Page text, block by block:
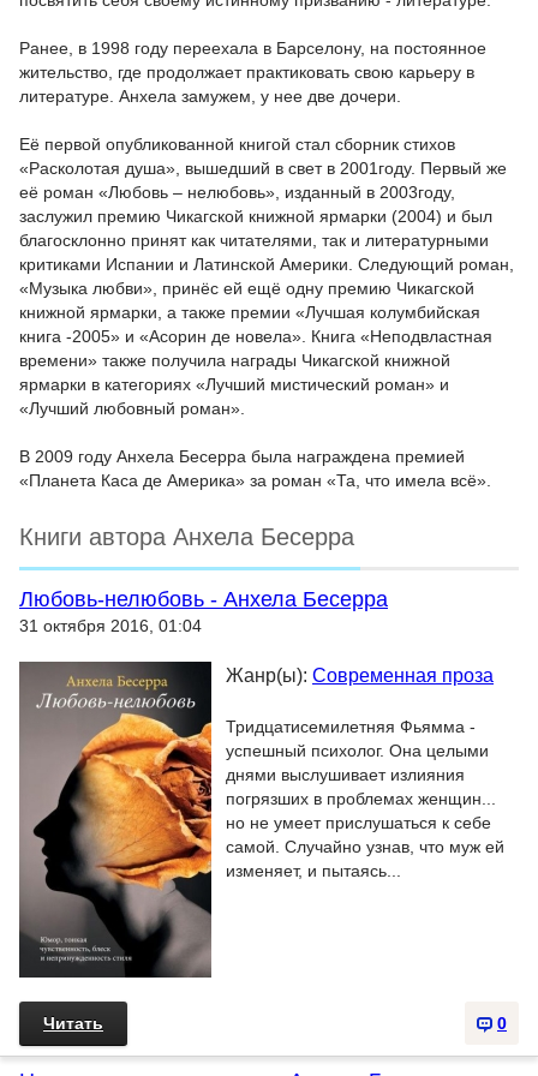
Ранее, в 1998 году переехала в Барселону, на постоянное
жительство, где продолжает практиковать свою карьеру в
литературе. Анхела замужем, у нее две дочери.
Её первой опубликованной книгой стал сборник стихов
«Расколотая душа», вышедший в свет в 2001году. Первый же
её роман «Любовь – нелюбовь», изданный в 2003году,
заслужил премию Чикагской книжной ярмарки (2004) и был
благосклонно принят как читателями, так и литературными
критиками Испании и Латинской Америки. Следующий роман,
«Музыка любви», принёс ей ещё одну премию Чикагской
книжной ярмарки, а также премии «Лучшая колумбийская
книга -2005» и «Асорин де новела». Книга «Неподвластная
времени» также получила награды Чикагской книжной
ярмарки в категориях «Лучший мистический роман» и
«Лучший любовный роман».
В 2009 году Анхела Бесерра была награждена премией
«Планета Каса де Америка» за роман «Та, что имела всё».
Книги автора Анхела Бесерра
Любовь-нелюбовь - Анхела Бесерра
31 октября 2016, 01:04
Жанр(ы): Современная проза
Тридцатисемилетняя Фьямма -
успешный психолог. Она целыми
днями выслушивает излияния
погрязших в проблемах женщин...
но не умеет прислушаться к себе
самой. Случайно узнав, что муж ей
изменяет, и пытаясь...
0
Читать